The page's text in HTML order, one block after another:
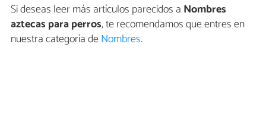
Si deseas leer más artículos parecidos a Nombres
aztecas para perros, te recomendamos que entres en
nuestra categoría deNombres.